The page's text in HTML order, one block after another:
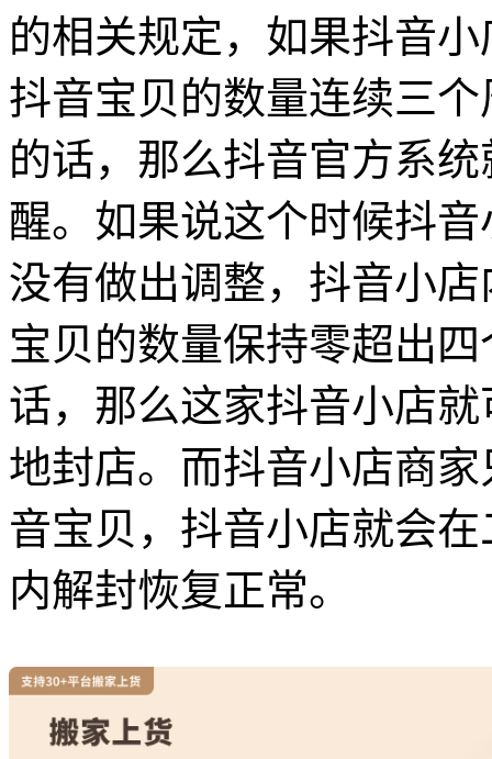
的相关规定，如果抖音
抖音宝贝的数量连续三
的话，那么抖音官方系
醒。如果说这个时候抖
没有做出调整，抖音小
宝贝的数量保持零超出
话，那么这家抖音小店
地封店。而抖音小店商
音宝贝，抖音小店就会
内解封恢复正常。